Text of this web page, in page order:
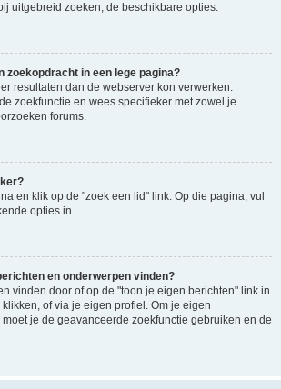
uitgebreid zoeken, de beschikbare opties.
zoekopdracht in een lege pagina?
resultaten dan de webserver kon verwerken.
zoekfunctie en wees specifieker met zowel je
forums.
en klik op de "zoek een lid" link. Op die pagina, vul
opties in.
en onderwerpen vinden?
vinden door of op de "toon je eigen berichten" link in
of via je eigen profiel. Om je eigen
je de geavanceerde zoekfunctie gebruiken en de